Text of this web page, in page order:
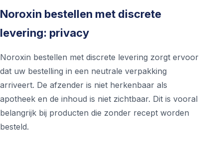
Noroxin bestellen met discrete
levering: privacy
Noroxin bestellen met discrete levering zorgt ervoor
dat uw bestelling in een neutrale verpakking
arriveert. De afzender is niet herkenbaar als
apotheek en de inhoud is niet zichtbaar. Dit is vooral
belangrijk bij producten die zonder recept worden
besteld.